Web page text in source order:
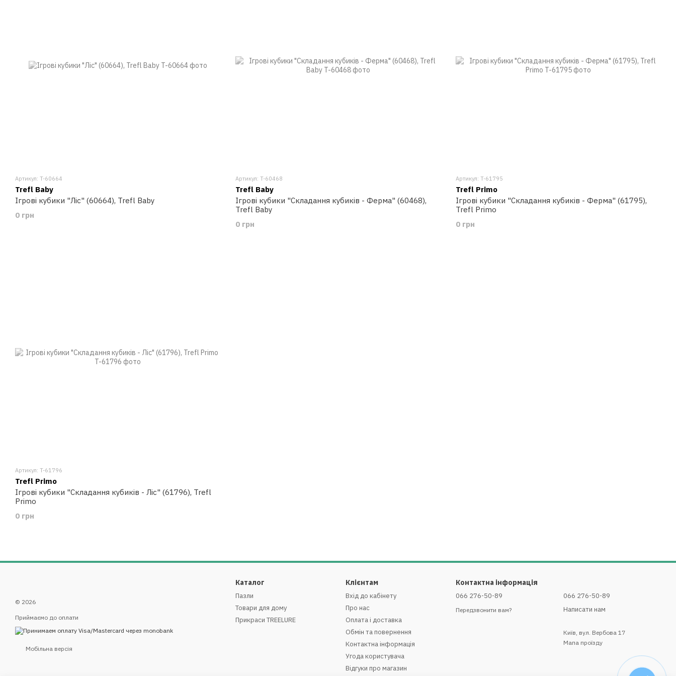
Артикул: T-60664
Trefl Baby
Ігрові кубики "Ліс" (60664), Trefl Baby
0 грн
Артикул: T-60468
Trefl Baby
Ігрові кубики "Складання кубиків - Ферма" (60468),
Trefl Baby
0 грн
Артикул: T-61795
Trefl Primo
Ігрові кубики "Складання кубиків - Ферма" (61795),
Trefl Primo
0 грн
Артикул: T-61796
Trefl Primo
Ігрові кубики "Складання кубиків - Ліс" (61796), Trefl
Primo
0 грн
© 2026
Приймаємо до оплати
Мобільна версія
Каталог
Пазли
Товари для дому
Прикраси TREELURE
Клієнтам
Вхід до кабінету
Про нас
Оплата і доставка
Обмін та повернення
Контактна інформація
Угода користувача
Відгуки про магазин
Контактна інформація
066 276-50-89
Передзвонити вам?
066 276-50-89
Написати нам
Київ, вул. Вербова 17
Мапа проїзду